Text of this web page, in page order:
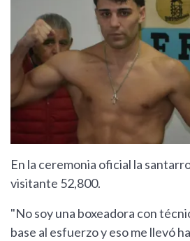
En la ceremonia oficial la
visitante 52,800.
"No soy una boxeadora con
base al esfuerzo y eso me llevó